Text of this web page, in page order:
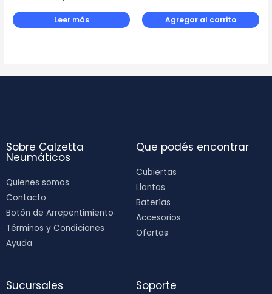
Leer más Agregar al carrito
Sobre Calzetta
Neumáticos
Quienes somos
Contacto
Botón de Arrepentimiento
Términos y Condiciones
Ayuda
Que podés encontrar
Cubiertas
Llantas
Baterías
Accesorios
Ofertas
Sucursales Soporte